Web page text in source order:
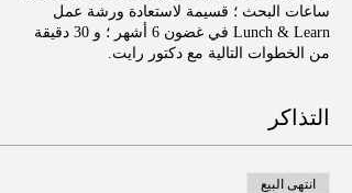
ساعات البحث ؛ قسيمة لاستعادة ورشة عمل
Lunch & Learn في غضون 6 أشهر ؛ و 30 دقيقة
من الخطوات التالية مع دكتور رايت.
التذاكر
انتهى البيع